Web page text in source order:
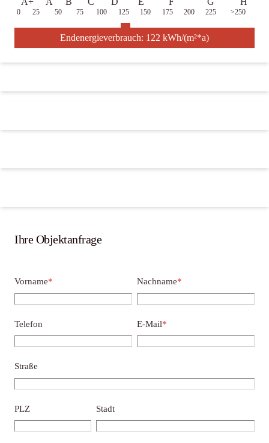
0 25 50 75 100 125 150 175 200 225 >250
Endenergieverbrauch: 122 kWh/(m²*a)
Ihre Objektanfrage
Vorname* Nachname*
Telefon E-Mail*
Straße
PLZ Stadt